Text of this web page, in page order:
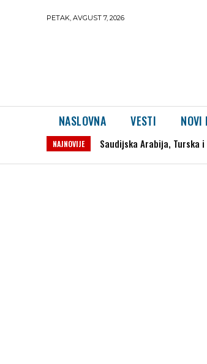
PETAK, AVGUST 7, 2026
NASLOVNA VESTI NOVI
NAJNOVIJE Uhapšeno šest osoba: